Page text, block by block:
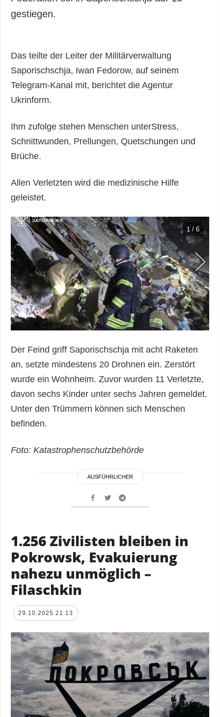
gestiegen.
Das teilte der Leiter der Militärverwaltung
Saporischschja, Iwan Fedorow, auf seinem
Telegram-Kanal mit, berichtet die Agentur
Ukrinform.
Ihm zufolge stehen Menschen unterStress,
Schnittwunden, Prellungen, Quetschungen und
Brüche.
Allen Verletzten wird die medizinische Hilfe
geleistet.
1 / 6
Der Feind griff Saporischschja mit acht Raketen
an, setzte mindestens 20 Drohnen ein. Zerstört
wurde ein Wohnheim. Zuvor wurden 11 Verletzte,
davon sechs Kinder unter sechs Jahren gemeldet.
Unter den Trümmern können sich Menschen
befinden.
Foto: Katastrophenschutzbehörde
AUSFÜHRLICHER
1.256 Zivilisten bleiben in
Pokrowsk, Evakuierung
nahezu unmöglich –
Filaschkin
29.10.2025 21:13